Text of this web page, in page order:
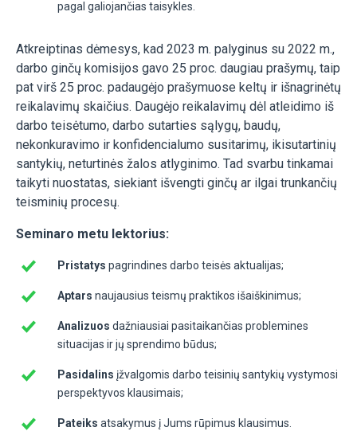
pagal galiojančias taisykles.
Atkreiptinas dėmesys, kad 2023 m. palyginus su 2022 m.,
darbo ginčų komisijos gavo 25 proc. daugiau prašymų, taip
pat virš 25 proc. padaugėjo prašymuose keltų ir išnagrinėtų
reikalavimų skaičius. Daugėjo reikalavimų dėl atleidimo iš
darbo teisėtumo, darbo sutarties sąlygų, baudų,
nekonkuravimo ir konfidencialumo susitarimų, ikisutartinių
santykių, neturtinės žalos atlyginimo. Tad svarbu tinkamai
taikyti nuostatas, siekiant išvengti ginčų ar ilgai trunkančių
teisminių procesų.
Seminaro metu lektorius:
Pristatys pagrindines darbo teisės aktualijas;
Aptars naujausius teismų praktikos išaiškinimus;
Analizuos dažniausiai pasitaikančias problemines
situacijas ir jų sprendimo būdus;
Pasidalins įžvalgomis darbo teisinių santykių vystymosi
perspektyvos klausimais;
Pateiks atsakymus į Jums rūpimus klausimus.